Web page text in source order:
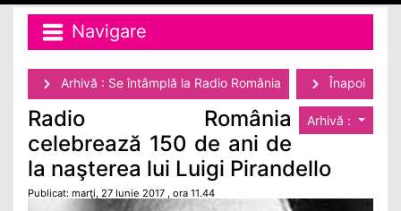
Navigare
Arhivă : Se întâmplă la Radio România Înapoi
Arhivă :
Radio România
celebrează 150 de ani de
la naşterea lui Luigi Pirandello
Publicat: marţi, 27 Iunie 2017 , ora 11.44